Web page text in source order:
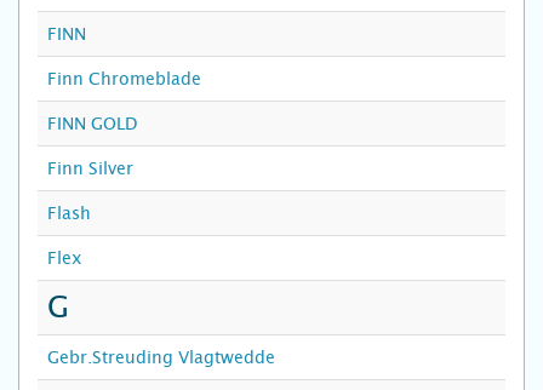
FINN
Finn Chromeblade
FINN GOLD
Finn Silver
Flash
Flex
G
Gebr.Streuding Vlagtwedde